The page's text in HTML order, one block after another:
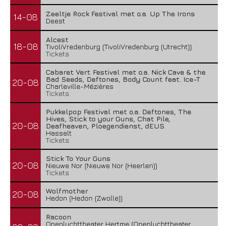
14-08
Zeeltje Rock Festival met o.a. Up The Irons
Deest
18-08
Alcest
TivoliVredenburg (TivoliVredenburg (Utrecht))
Tickets
20-08
Cabaret Vert Festival met o.a. Nick Cave & the
Bad Seeds, Deftones, Body Count feat. Ice-T
Charleville-Mézières
Tickets
20-08
Pukkelpop Festival met o.a. Deftones, The
Hives, Stick to your Guns, Chat Pile,
Deafheaven, Ploegendienst, dEUS
Hasselt
Tickets
20-08
Stick To Your Guns
Nieuwe Nor (Nieuwe Nor (Heerlen))
Tickets
20-08
Wolfmother
Hedon (Hedon (Zwolle))
Racoon
Openluchttheater Hertme (Openluchttheater